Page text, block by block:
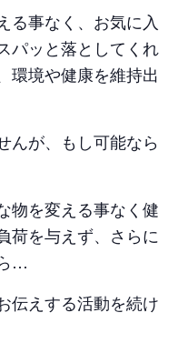
る事なく、お気に入
パッと落としてくれ
環境や健康を維持出
んが、もし可能なら
物を変える事なく健
荷を与えず、さらに
…
伝えする活動を続け